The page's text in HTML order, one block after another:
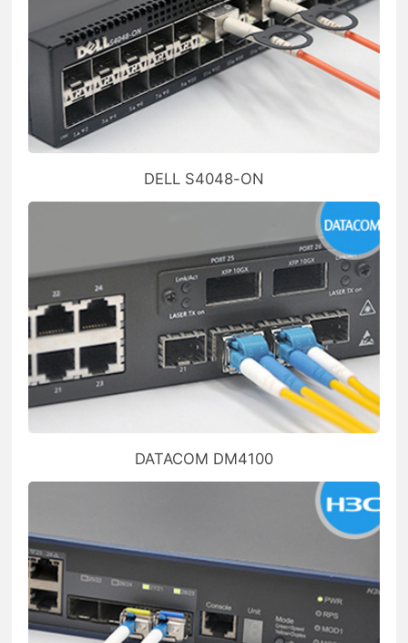
DELL S4048-ON
DATACOM DM4100